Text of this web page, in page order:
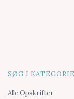
SØG I
Alle Opskrifter